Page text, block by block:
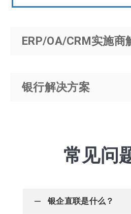
ERP/OA/CRM实施商
银行解决方案
常见问
银企直联是什么？